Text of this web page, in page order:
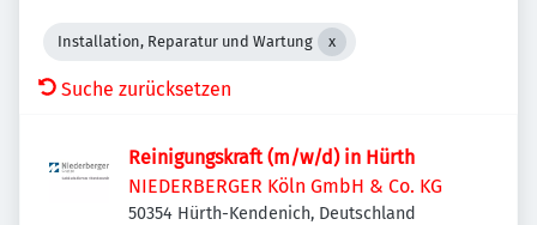
Installation, Reparatur und Wartung
Suche zurücksetzen
Reinigungskraft (m/w/d) in Hürth
NIEDERBERGER Köln GmbH & Co. KG
50354 Hürth-Kendenich, Deutschland